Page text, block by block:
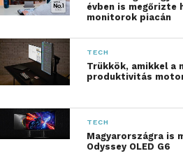
évben is megőrizte
monitorok piacán
TECH
Trükkök, amikkel a
produktivitás
TECH
Magyarországra is
Odyssey OLED G6